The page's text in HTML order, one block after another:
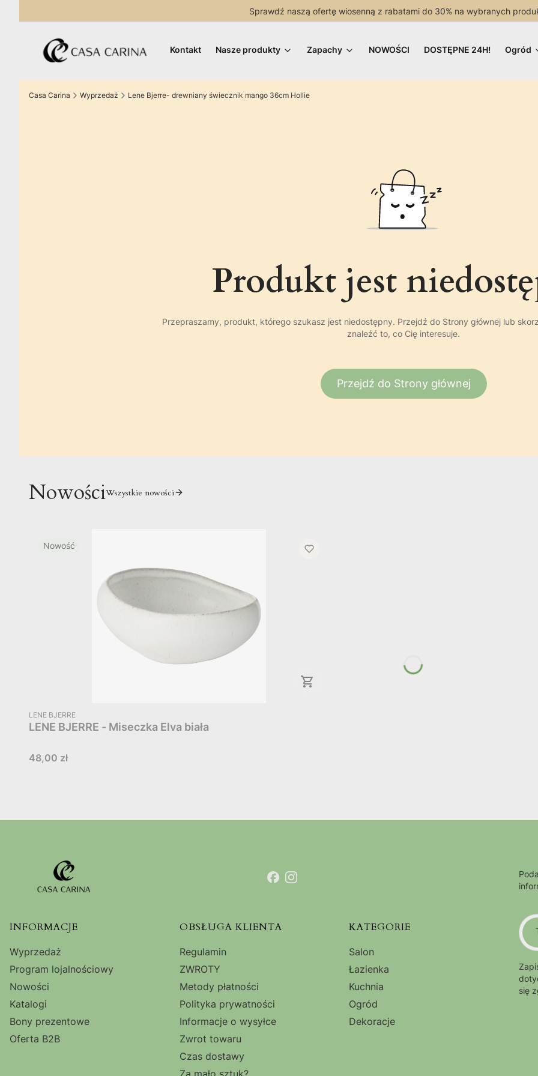
Sprawdź naszą ofertę wiosenną z rabatami do 30% na wybranych
Kontakt Nasze produkty Zapachy NOWOŚCI DOSTĘPNE 24H! Ogród
Casa Carina Wyprzedaż Lene Bjerre- drewniany świecznik mango 36cm Hollie
Produkt jest
Przepraszamy, produkt, którego szukasz jest niedostępny. Przejdź do Strony głównej lub
znaleźć to, co Cię interesuje.
Przejdź do Strony głównej
NowościWszystkie nowości
Nowość
PRODUCENT
LENE BJERRE
LENE BJERRE - Miseczka Elva biała
Cena
48,00 zł
Linki w stopce
INFORMACJE
Wyprzedaż
Program lojalnościowy
Nowości
Katalogi
Bony prezentowe
Oferta B2B
OBSŁUGA KLIENTA
Regulamin
ZWROTY
Metody płatności
Polityka prywatności
Informacje o wysyłce
Zwrot towaru
Czas dostawy
Za mało sztuk?
KATEGORIE
Salon
Łazienka
Kuchnia
Ogród
Dekoracje
się